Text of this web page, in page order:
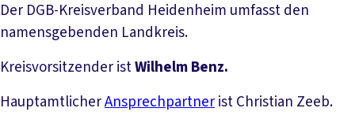
Der DGB-Kreisverband Heidenheim umfasst den
namensgebenden Landkreis.
Kreisvorsitzender istWilhelm Benz.
HauptamtlicherAnsprechpartnerist Christian Zeeb.